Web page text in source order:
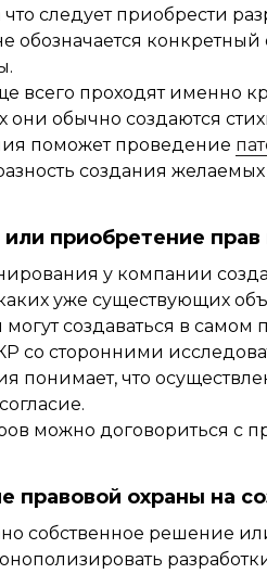
что следует приобрести
обозначается
всего проходят именно
они обычно создаются
поможет проведение
создания желаемых
или приобретение
у компании
уже существующих
создаваться в
со сторонними
понимает, что
можно договориться с
правовой охраны на
собственное решение